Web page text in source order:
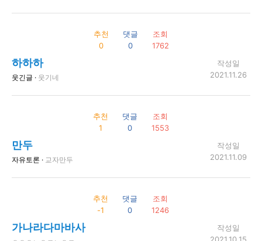
추천
0
댓글
0
조회
1762
하하하
웃긴글 · 웃기네
작성일
2021.11.26
추천
1
댓글
0
조회
1553
만두
자유토론 · 교자만두
작성일
2021.11.09
추천
-1
댓글
0
조회
1246
가나라다마바사
작성일
2021.10.15